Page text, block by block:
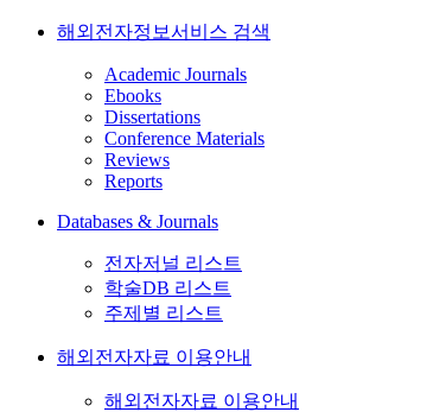
해외전자정보서비스 검색
Academic Journals
Ebooks
Dissertations
Conference Materials
Reviews
Reports
Databases & Journals
전자저널 리스트
학술DB 리스트
주제별 리스트
해외전자자료 이용안내
해외전자자료 이용안내